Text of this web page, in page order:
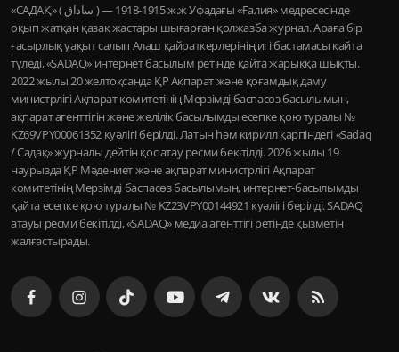
«САДАҚ» ( ساداق ) — 1915-1918 ж.ж Уфадағы «Ғалия» медресесінде
оқып жатқан қазақ жастары шығарған қолжазба журнал. Араға бір
ғасырлық уақыт салып Алаш қайраткерлерінің игі бастамасы қайта
түледі, «SADAQ» интернет басылым ретінде қайта жарыққа шықты.
2022 жылы 20 желтоқсанда ҚР Ақпарат және қоғамдық даму
министрлігі Ақпарат комитетінің Мерзімді баспасөз басылымын,
ақпарат агенттігін және желілік басылымды есепке қою туралы №
KZ69VPY00061352 куәлігі берілді. Латын һәм кирилл қарпіндегі «Sadaq
/ Садақ» журналы дейтін қос атау ресми бекітілді. 2026 жылы 19
наурызда ҚР Мәдениет және ақпарат министрлігі Ақпарат
комитетінің Мерзімді баспасөз басылымын, интернет-басылымды
қайта есепке қою туралы № KZ23VPY00144921 куәлігі берілді. SADAQ
атауы ресми бекітілді, «SADAQ» медиа агенттігі ретінде қызметін
жалғастырады.